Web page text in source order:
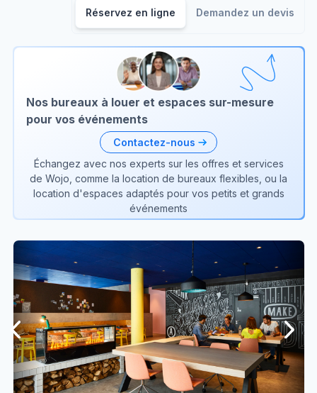
Réservez en ligne Demandez un devis
Nos bureaux à louer et espaces sur-mesure
pour vos événements
Contactez-nous
Échangez avec nos experts sur les offres et services
de Wojo, comme la location de bureaux flexibles, ou la
location d'espaces adaptés pour vos petits et grands
événements